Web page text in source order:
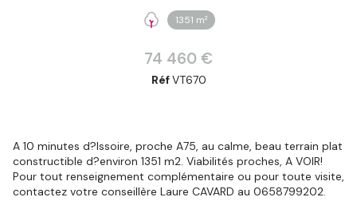
1351 m²
74 460 €
RéfVT670
A 10 minutes d?Issoire, proche A75, au calme, beau terrain plat
constructible d?environ 1351 m2. Viabilités proches, A VOIR!
Pour tout renseignement complémentaire ou pour toute visite,
contactez votre conseillère Laure CAVARD au 0658799202.